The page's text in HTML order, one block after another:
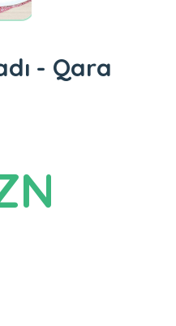
- Qara